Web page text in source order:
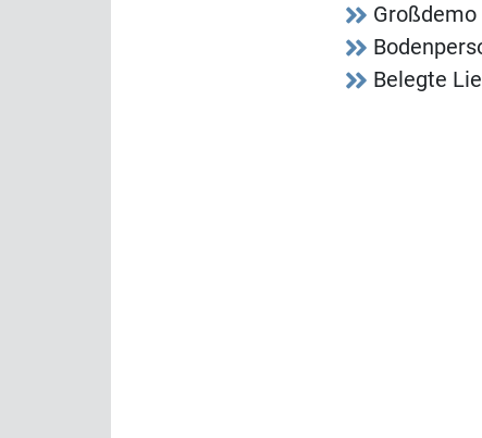
Belegte